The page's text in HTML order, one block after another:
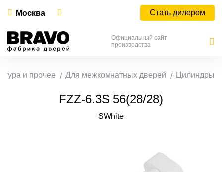
Москва Стать дилером
Официальный сайт
производства
и прочее Для межкомнатных дверей Цилиндры
FZZ-6.3S 56(28/28)
SWhite